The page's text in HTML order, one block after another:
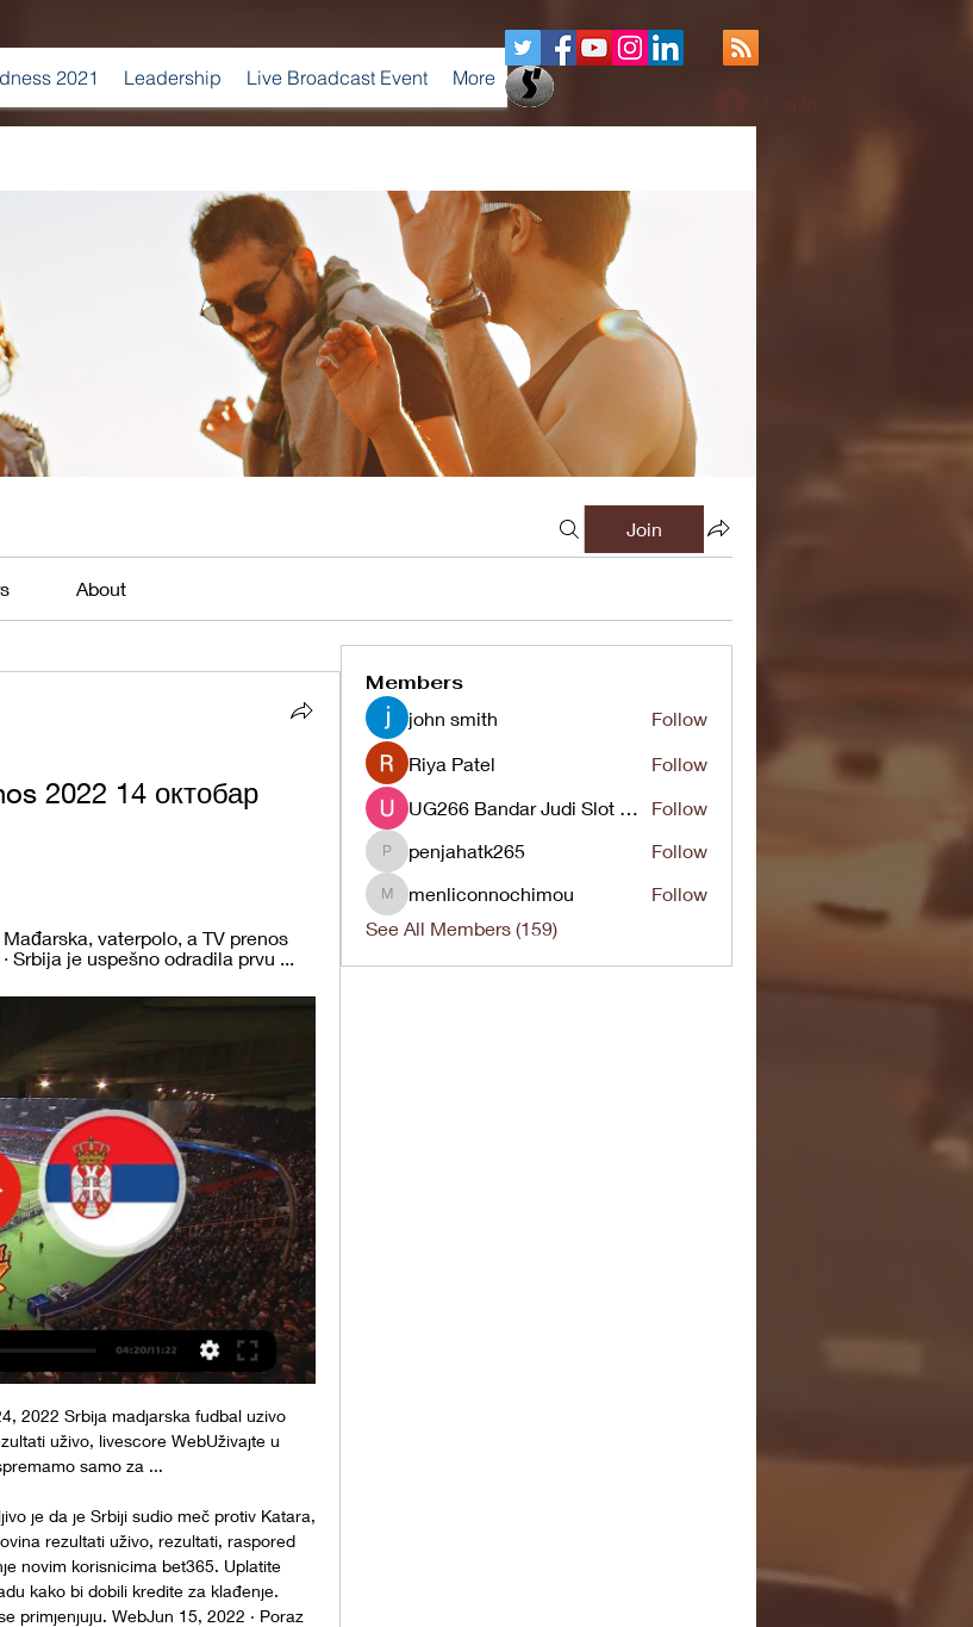
2021 Leadership Live Broadcast Event More
Join
About
2022 14 октобар
vaterpolo, a TV prenos
Srbija je uspešno odradila prvu ...
2022 Srbija madjarska fudbal uzivo
uživo, livescore WebUživajte u
samo za ...
je da je Srbiji sudio meč protiv Katara,
rezultati uživo, rezultati, raspored
novim korisnicima bet365. Uplatite
kako bi dobili kredite za klađenje.
primjenjuju. WebJun 15, 2022 · Poraz
Members
john smith
Follow
Riya Patel
Follow
UG266 Bandar Judi Slot Online Live RTP Slot Gacor Tertinggi
Follow
penjahatk265
penjahatk265 Follow
menliconnochimou
menliconnochimou
Follow
See All Members (159)